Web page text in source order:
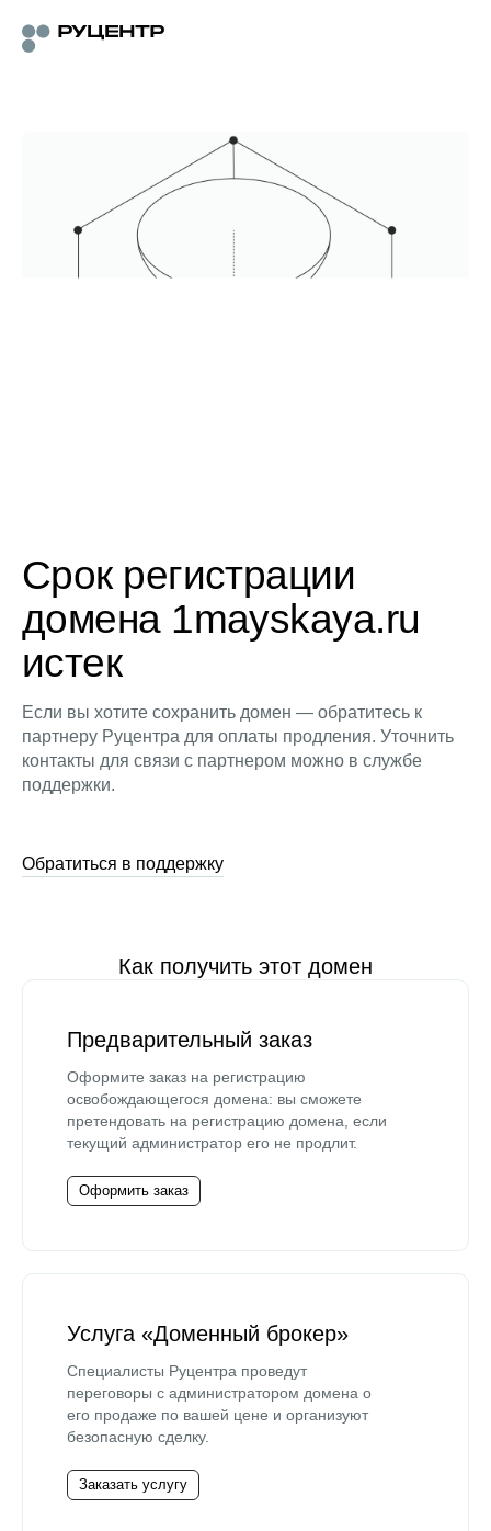
Срок регистрации
домена 1mayskaya.ru
истек
Если вы хотите сохранить домен — обратитесь к
партнеру Руцентра для оплаты продления. Уточнить
контакты для связи с партнером можно в службе
поддержки.
Обратиться в поддержку
Как получить этот домен
Предварительный заказ
Оформите заказ на регистрацию
освобождающегося домена: вы сможете
претендовать на регистрацию домена, если
текущий администратор его не продлит.
Оформить заказ
Услуга «Доменный брокер»
Специалисты Руцентра проведут
переговоры с администратором домена о
его продаже по вашей цене и организуют
безопасную сделку.
Заказать услугу